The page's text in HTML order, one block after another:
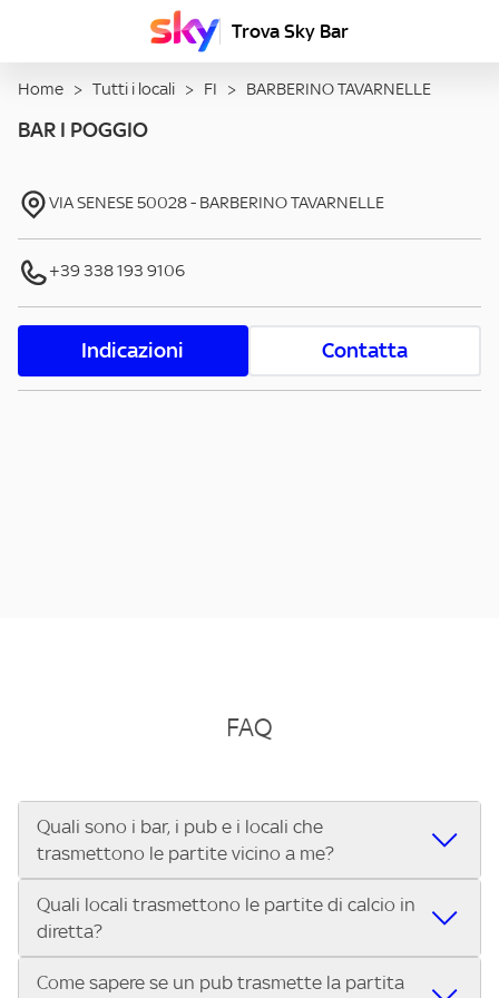
Trova Sky Bar
Home > Tutti i locali > FI > BARBERINO TAVARNELLE
BAR I POGGIO
VIA SENESE50028- BARBERINO TAVARNELLE
+39 338 193 9106
Indicazioni Contatta
FAQ
Quali sono i bar, i pub e i locali che
trasmettono le partite vicino a me?
Se cerchi un bar, pub, ristorante o locale vicino a te per
vedere le partite di Serie A ENILIVE, la Serie C Sky Wifi, la
UEFA Champions League, la UEFA Europa League, la UEFA
Conference League, il Tennis, la Formula 1®, la MotoGP™ e
Quali locali trasmettono le partite di calcio in
diretta?
Vuoi sapere quali bar, pub o ristoranti mostrano le partite
Come sapere se un pub trasmette la partita